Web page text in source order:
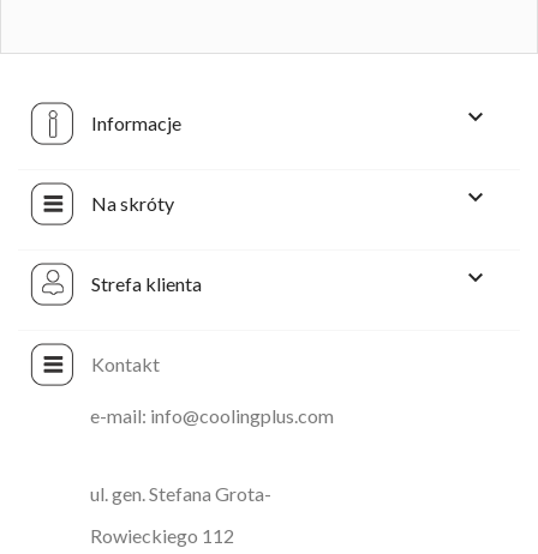
Informacje 
Na skróty 
Strefa klienta 
Kontakt
e-mail: info@coolingplus.com
ul. gen. Stefana Grota-
Rowieckiego 112